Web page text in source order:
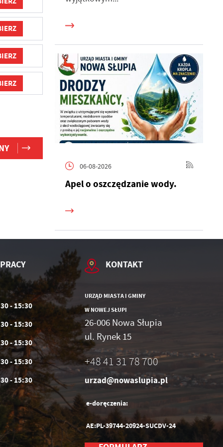
06-08-2026
Apel o oszczędzanie wody.
- 15:30
- 15:30
- 15:30
- 15:30
- 15:30
KONTAKT
URZĄD MIASTA I GMINY
W NOWEJ SŁUPI
26-006 Nowa Słupia
ul. Rynek 15
+48 41 31 78 700
urzad@nowaslupia.pl
e-doręczenia:
AE:PL-39744-20924-SUCDV-24